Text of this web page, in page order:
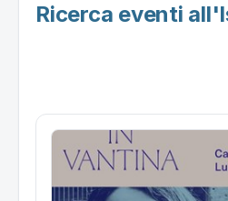
Ricerca eventi